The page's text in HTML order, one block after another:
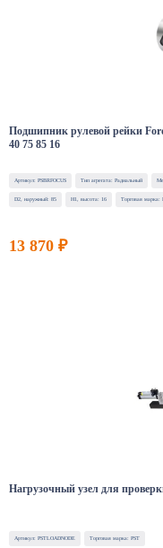
Подшипник рулевой рейки
40 75 85 16
Артикул: PSBRFOCUS Тип агрегата: Радиальный
D2, наружный: 85 H1, высота: 16 Торговая марка:
13 870 ₽
Нагрузочный узел для
Артикул: PSTLOADNODE Торговая марка: PST